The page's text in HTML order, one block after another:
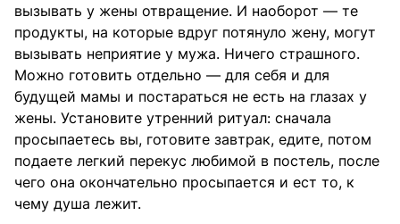
вызывать у жены отвращение. И наоборот — те
продукты, на которые вдруг потянуло жену, могут
вызывать неприятие у мужа. Ничего страшного.
Можно готовить отдельно — для себя и для
будущей мамы и постараться не есть на глазах у
жены. Установите утренний ритуал: сначала
просыпаетесь вы, готовите завтрак, едите, потом
подаете легкий перекус любимой в постель, после
чего она окончательно просыпается и ест то, к
чему душа лежит.